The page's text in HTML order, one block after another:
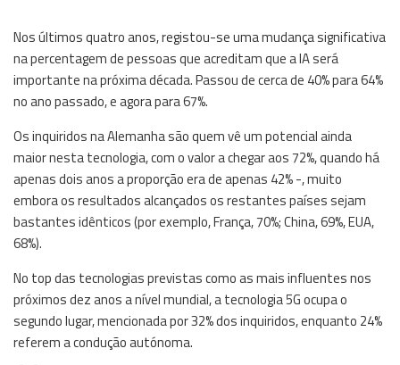
Nos últimos quatro anos, registou-se uma mudança significativa
na percentagem de pessoas que acreditam que a IA será
importante na próxima década. Passou de cerca de 40% para 64%
no ano passado, e agora para 67%.
Os inquiridos na Alemanha são quem vê um potencial ainda
maior nesta tecnologia, com o valor a chegar aos 72%, quando há
apenas dois anos a proporção era de apenas 42% -, muito
embora os resultados alcançados os restantes países sejam
bastantes idênticos (por exemplo, França, 70%; China, 69%, EUA,
68%).
No top das tecnologias previstas como as mais influentes nos
próximos dez anos a nível mundial, a tecnologia 5G ocupa o
segundo lugar, mencionada por 32% dos inquiridos, enquanto 24%
referem a condução autónoma.